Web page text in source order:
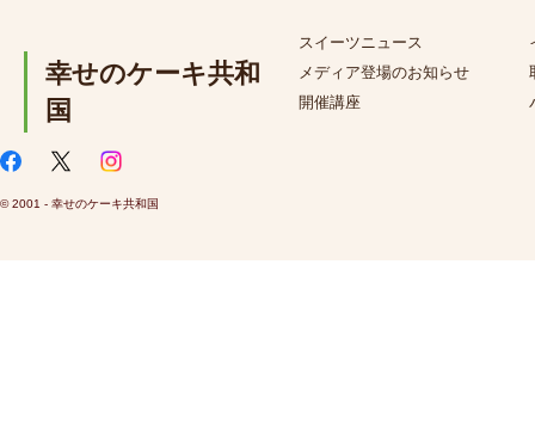
幸せのケーキ共和
国
スイーツニュース
メディア登場のお知らせ
開催講座
© 2001 - 幸せのケーキ共和国